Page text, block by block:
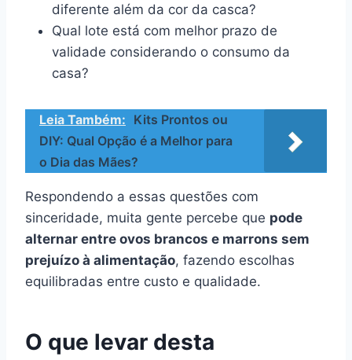
diferente além da cor da casca?
Qual lote está com melhor prazo de
validade considerando o consumo da
casa?
Leia Também: Kits Prontos ou
DIY: Qual Opção é a Melhor para
o Dia das Mães?
Respondendo a essas questões com
sinceridade, muita gente percebe que pode
alternar entre ovos brancos e marrons sem
prejuízo à alimentação, fazendo escolhas
equilibradas entre custo e qualidade.
O que levar desta